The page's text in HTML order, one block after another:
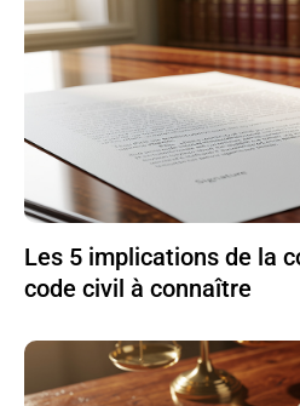
Les 5 implications de la
code civil à connaître